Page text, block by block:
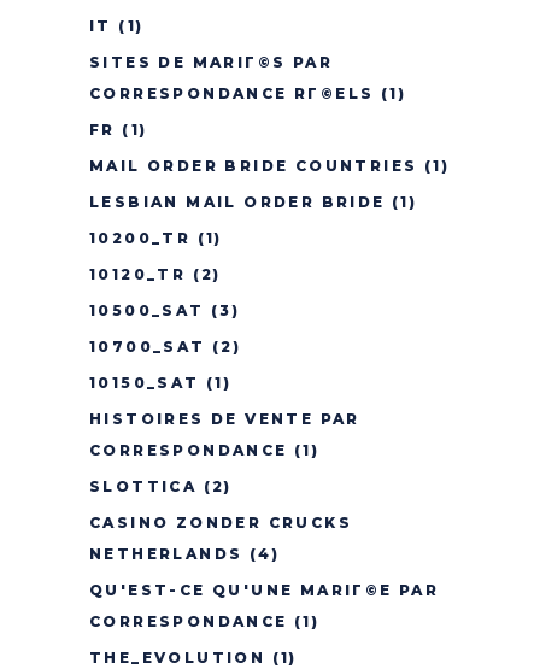
IT
(1)
SITES DE MARIГ©S PAR
CORRESPONDANCE RГ©ELS
(1)
FR (1)
MAIL ORDER BRIDE COUNTRIES
(1)
LESBIAN MAIL ORDER BRIDE (1)
10200_TR (1)
10120_TR (2)
10500_SAT
(3)
10700_SAT
(2)
10150_SAT
(1)
HISTOIRES DE VENTE PAR
CORRESPONDANCE (1)
SLOTTICA (2)
CASINO ZONDER CRUCKS
NETHERLANDS
(4)
QU'EST-CE QU'UNE MARIГ©E PAR
CORRESPONDANCE (1)
THE_EVOLUTION
(1)